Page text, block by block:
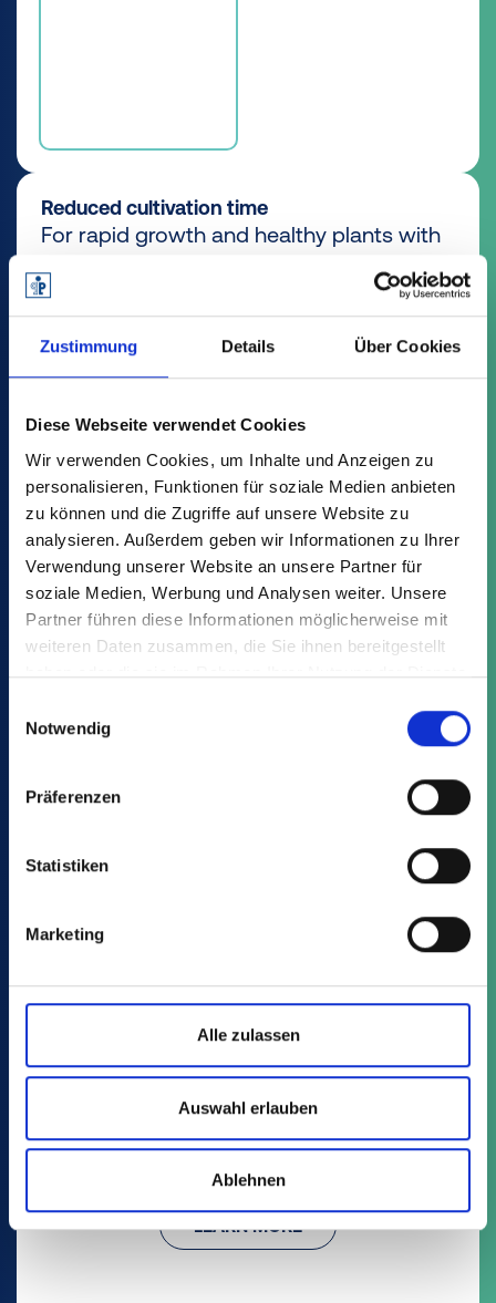
Zustimmung Details Über Cookies
Diese Webseite verwendet Cookies
Wir verwenden Cookies, um Inhalte und Anzeigen zu
personalisieren, Funktionen für soziale Medien anbieten
zu können und die Zugriffe auf unsere Website zu
analysieren. Außerdem geben wir Informationen zu Ihrer
Verwendung unserer Website an unsere Partner für
soziale Medien, Werbung und Analysen weiter. Unsere
Partner führen diese Informationen möglicherweise mit
weiteren Daten zusammen, die Sie ihnen bereitgestellt
haben oder die sie im Rahmen Ihrer Nutzung der Dienste
Notwendig
Präferenzen
Statistiken
Marketing
Alle zulassen
Auswahl erlauben
Ablehnen
Reduced cultivation time
For rapid growth and healthy plants with
ideal watering and drainage.
Discover all the advantages
Variants Advantages
Find your suitable article from the
VCE:
MQE
4 Article
Square pots with tag lock - Injection moulded
LEARN MORE